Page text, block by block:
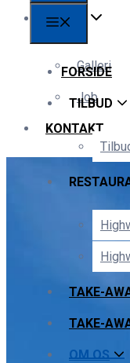
FORSIDE
TILBUD
TAKE-
TAKE-
OM OS
OM OS
Galleri
Job
KONTAKT